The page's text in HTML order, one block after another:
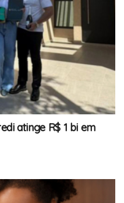
atinge R$ 1 bi em